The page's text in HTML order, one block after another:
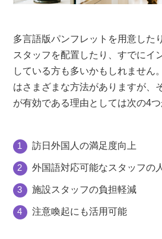
多言語版パンフレットを用意した
スタッフを配置したり、すでにイ
している方も多いかもしれません
はさまざまな方法がありますが、
が有効である理由としては次の4つ
訪日外国人の満足度向上
外国語対応可能なスタッフの
施設スタッフの負担軽減
注意喚起にも活用可能